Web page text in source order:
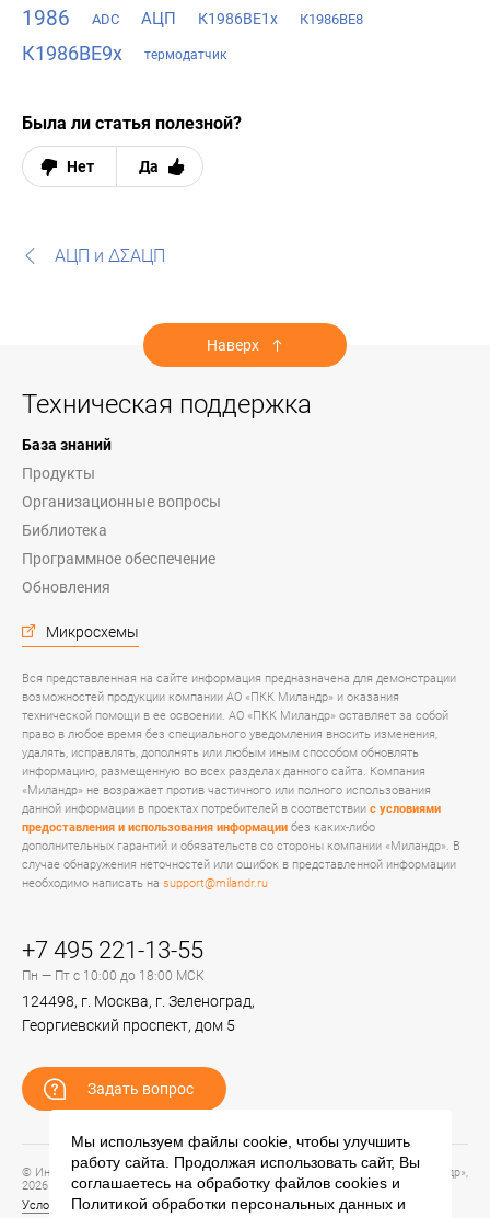
1986 ADC АЦП К1986ВЕ1х К1986ВЕ8
К1986ВЕ9x термодатчик
Была ли статья полезной?
Нет Да
АЦП и ΔΣАЦП
Наверх
Техническая поддержка
База знаний
Продукты
Организационные вопросы
Библиотека
Программное обеспечение
Обновления
Микросхемы
Вся представленная на сайте информация предназначена для демонстрации
возможностей продукции компании АО «ПКК Миландр» и оказания
технической помощи в ее освоении. АО «ПКК Миландр» оставляет за собой
право в любое время без специального уведомления вносить изменения,
удалять, исправлять, дополнять или любым иным способом обновлять
информацию, размещенную во всех разделах данного сайта. Компания
«Миландр» не возражает против частичного или полного использования
данной информации в проектах потребителей в соответствии с условиями
предоставления и использования информации без каких-либо
дополнительных гарантий и обязательств со стороны компании «Миландр». В
случае обнаружения неточностей или ошибок в представленной информации
необходимо написать на support@milandr.ru
+7 495 221-13-55
Пн — Пт с 10:00 до 18:00 МСК
124498, г. Москва, г. Зеленоград,
Георгиевский проспект, дом 5
Задать вопрос
© Информационный портал технической поддержки ЦП ИС АО «ПКК Миландр»,
2026
Условия предоставления и использования информации
Мы используем файлы cookie, чтобы улучшить
работу сайта. Продолжая использовать сайт, Вы
соглашаетесь на обработку файлов cookies и
Политикой обработки персональных данных и